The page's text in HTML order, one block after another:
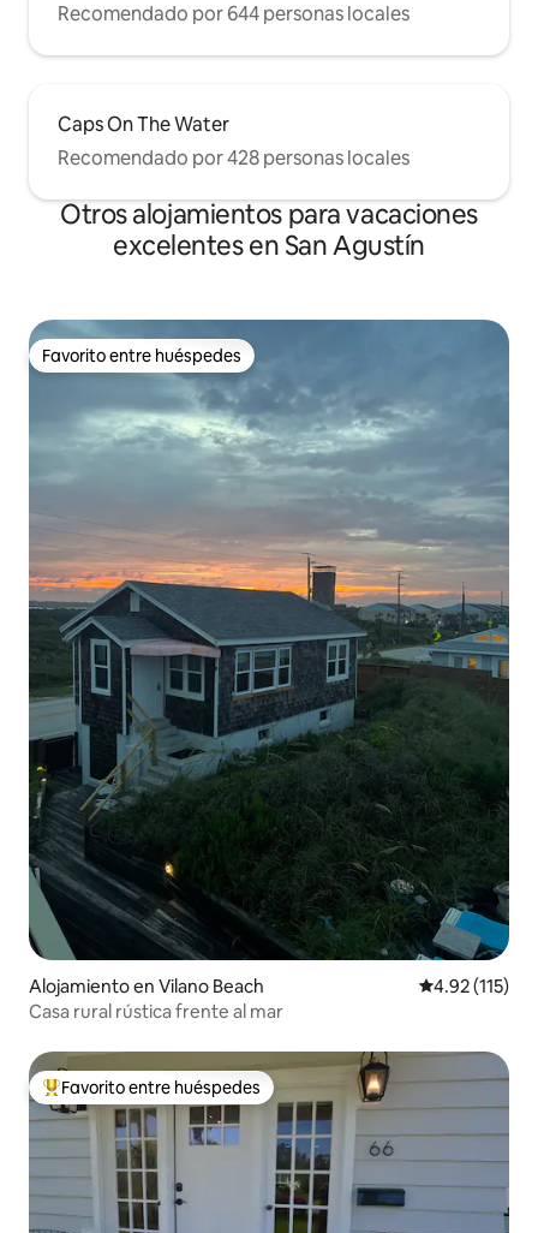
Recomendado por 644 personas locales
Caps On The Water
Recomendado por 428 personas locales
Otros alojamientos para vacaciones
excelentes en San Agustín
Favorito entre huéspedes
Favorito entre huéspedes
Alojamiento en Vilano Beach Calificación
4.92 (115)
Casa rural rústica frente al mar
Favorito entre huéspedes preferido
Favorito entre huéspedes